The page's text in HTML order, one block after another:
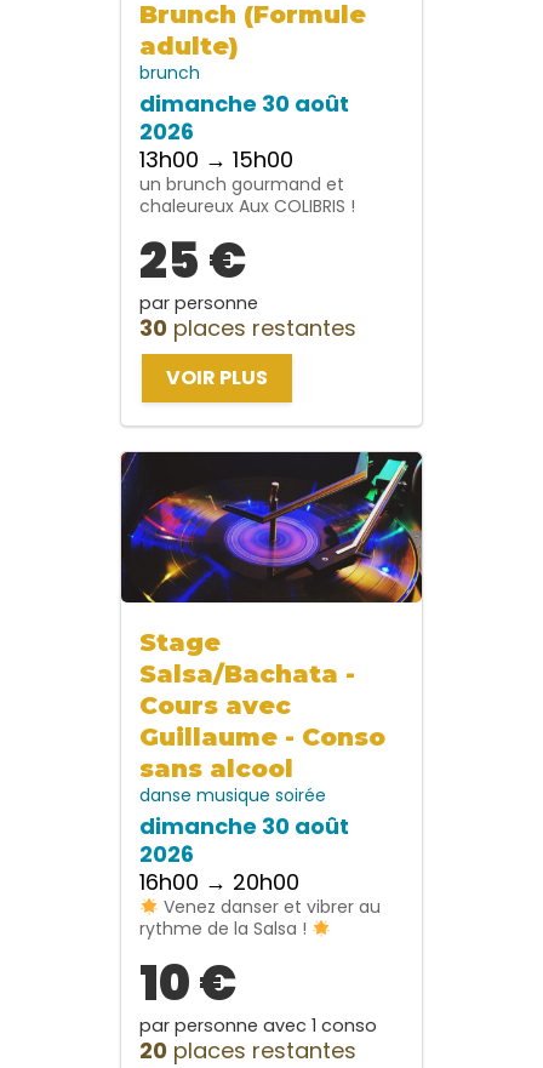
Brunch (Formule
adulte)
brunch
dimanche 30 août
2026
13h00 → 15h00
un brunch gourmand et
chaleureux Aux COLIBRIS !
25 €
par personne
30 places restantes
VOIR PLUS
Stage
Salsa/Bachata -
Cours avec
Guillaume - Conso
sans alcool
danse musique soirée
dimanche 30 août
2026
16h00 → 20h00
Venez danser et vibrer au
rythme de la Salsa !
10 €
par personne avec 1 conso
20 places restantes